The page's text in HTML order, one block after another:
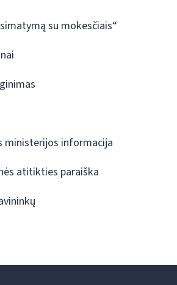
su mokesčiais“
ministerijos informacija
atitikties paraiška